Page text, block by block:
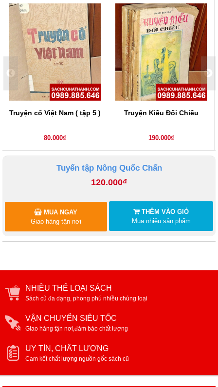
Truyện cổ Việt Nam ( tập 5 )
80.000₫
Truyện Kiều Đối Chiếu
190.000₫
Tuyển tập Nông Quốc Chấn
120.000₫
THÊM VÀO GIỎ
Mua nhiều sản phẩm
MUA NGAY
Giao hàng tận nơi
NHIỀU THỂ LOẠI SÁCH
Sách cũ đa dạng, phong phú nhiều chủng loại
VẬN CHUYỂN SIÊU TỐC
Giao hàng tận nơi,đảm bảo chất lượng
UY TÍN, CHẤT LƯỢNG
Cam kết chất lượng nguồn gốc sách cũ